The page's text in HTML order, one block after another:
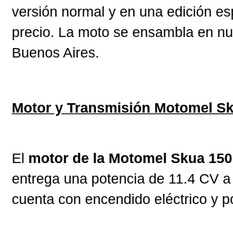
versión normal y en una edición
precio. La moto se ensambla en
Buenos Aires.
Motor y Transmisión Motomel
El motor de la Motomel Skua 150
entrega una potencia de 11.4 CV
cuenta con encendido eléctrico y